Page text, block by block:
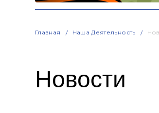
Главная Наша Деятельность
Новости